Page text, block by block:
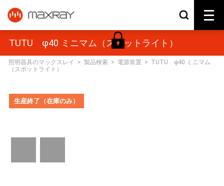
TUTU φ40 ミニマム（スポットライト）
照明器具のマックスレイ > 製品検索 > 電源装置 > TUTU φ40 ミニマム
（スポットライト）
生産終了（在庫のみ）